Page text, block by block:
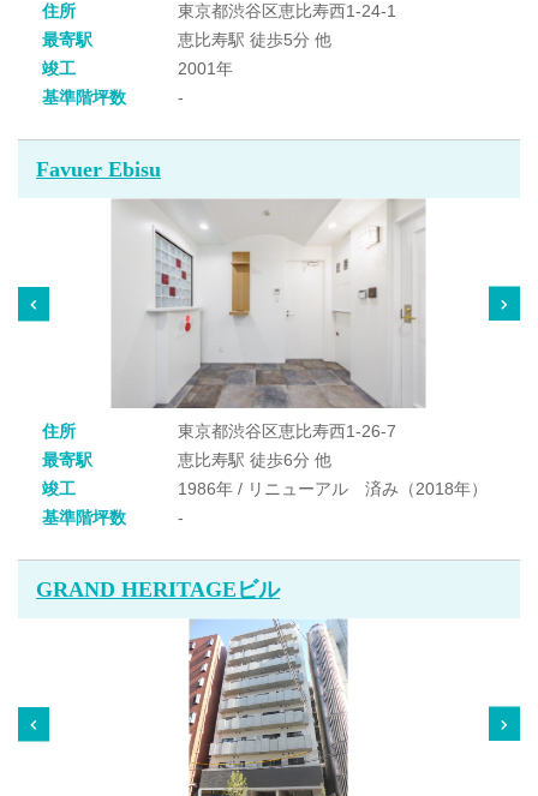
住所
東京都渋谷区恵比寿西1-24-1
最寄駅
恵比寿駅 徒歩5分 他
竣工
2001年
基準階坪数
-
Favuer Ebisu
住所
東京都渋谷区恵比寿西1-26-7
最寄駅
恵比寿駅 徒歩6分 他
竣工
1986年 / リニューアル 済み（2018年）
基準階坪数
-
GRAND HERITAGEビル